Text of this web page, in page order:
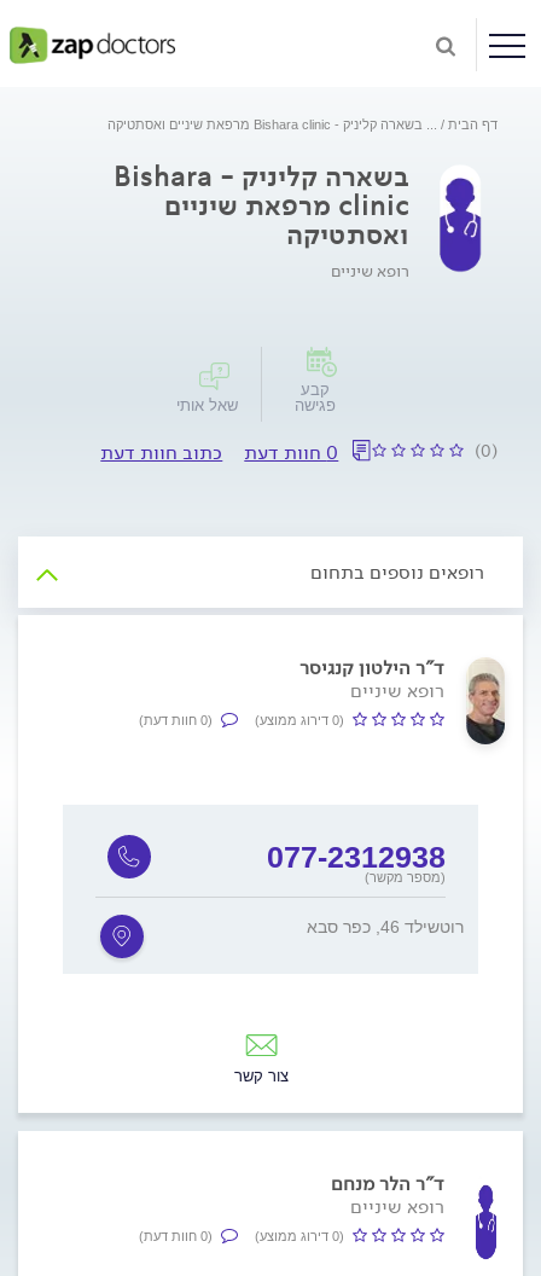
דף הבית בשארה קליניק - Bishara clinic מרפאת שיניים ואסתטיקה
בשארה קליניק - Bishara
clinic מרפאת שיניים
ואסתטיקה
רופא שיניים
קבע
פגישה
שאל אותי
(0) 0 חוות דעת כתוב חוות דעת
רופאים נוספים בתחום
ד"ר הילטון קנגיסר
רופא שיניים
(0 דירוג ממוצע) (0 חוות דעת)
077-2312938
(מספר מקשר)
רוטשילד 46, כפר סבא
צור קשר
ד"ר הלר מנחם
רופא שיניים
(0 דירוג ממוצע) (0 חוות דעת)